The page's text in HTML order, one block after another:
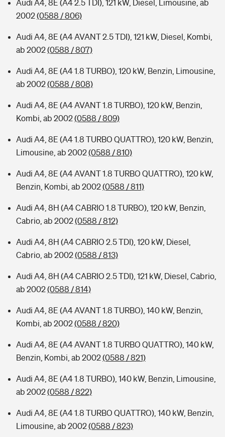
Audi A4, 8E (A4 2.5 TDI), 121 kW, Diesel, Limousine, ab
2002(0588 / 806)
Audi A4, 8E (A4 AVANT 2.5 TDI), 121 kW, Diesel, Kombi,
ab 2002(0588 / 807)
Audi A4, 8E (A4 1.8 TURBO), 120 kW, Benzin, Limousine,
ab 2002(0588 / 808)
Audi A4, 8E (A4 AVANT 1.8 TURBO), 120 kW, Benzin,
Kombi, ab 2002(0588 / 809)
Audi A4, 8E (A4 1.8 TURBO QUATTRO), 120 kW, Benzin,
Limousine, ab 2002(0588 / 810)
Audi A4, 8E (A4 AVANT 1.8 TURBO QUATTRO), 120 kW,
Benzin, Kombi, ab 2002(0588 / 811)
Audi A4, 8H (A4 CABRIO 1.8 TURBO), 120 kW, Benzin,
Cabrio, ab 2002(0588 / 812)
Audi A4, 8H (A4 CABRIO 2.5 TDI), 120 kW, Diesel,
Cabrio, ab 2002(0588 / 813)
Audi A4, 8H (A4 CABRIO 2.5 TDI), 121 kW, Diesel, Cabrio,
ab 2002(0588 / 814)
Audi A4, 8E (A4 AVANT 1.8 TURBO), 140 kW, Benzin,
Kombi, ab 2002(0588 / 820)
Audi A4, 8E (A4 AVANT 1.8 TURBO QUATTRO), 140 kW,
Benzin, Kombi, ab 2002(0588 / 821)
Audi A4, 8E (A4 1.8 TURBO), 140 kW, Benzin, Limousine,
ab 2002(0588 / 822)
Audi A4, 8E (A4 1.8 TURBO QUATTRO), 140 kW, Benzin,
Limousine, ab 2002(0588 / 823)